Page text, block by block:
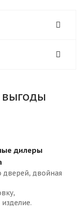
дилеры
дверей, двойная